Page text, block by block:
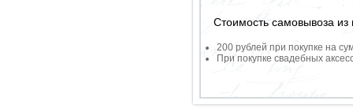
Стоимость самовывоза из
200 рублей при покупке на
При покупке свадебных